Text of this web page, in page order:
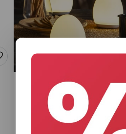
357-61 LED éjszakai fény,
funk.,akku, RGBW
13 490 Ft